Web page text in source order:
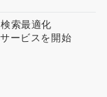
索最適化
ービスを開始